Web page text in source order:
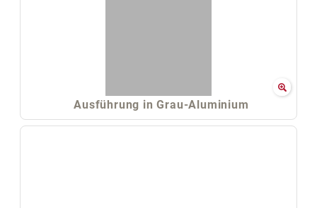
Ausführung in Grau-Aluminium